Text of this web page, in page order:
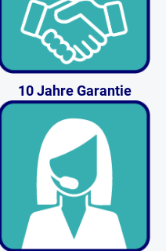
10 Jahre Garantie